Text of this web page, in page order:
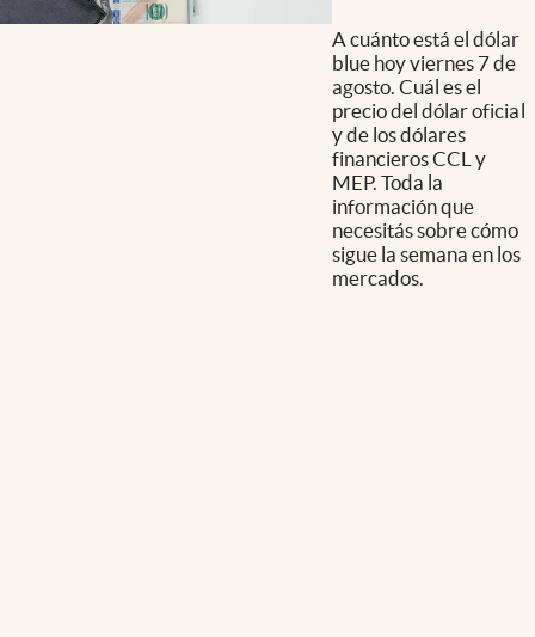
A cuánto está el dólar
blue hoy viernes 7 de
agosto. Cuál es el
precio del dólar oficial
y de los dólares
financieros CCL y
MEP. Toda la
información que
necesitás sobre cómo
sigue la semana en los
mercados.